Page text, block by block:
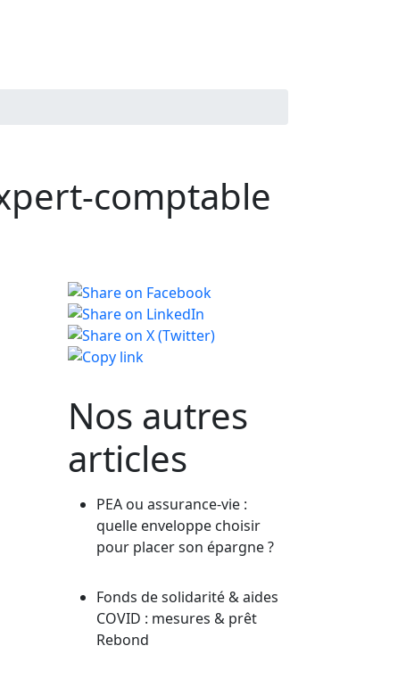
comptable
Nos autres
articles
PEA ou assurance-vie :
quelle enveloppe choisir
pour placer son épargne ?
Fonds de solidarité & aides
COVID : mesures & prêt
Rebond